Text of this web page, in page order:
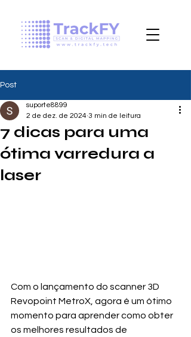
Post
7 dicas para uma
ótima varredura a
laser
suporte8899
2 de dez. de 2024 3 min de leitura
Com o lançamento do scanner 3D
Revopoint MetroX , agora é um ótimo
momento para aprender como obter
os melhores resultados de